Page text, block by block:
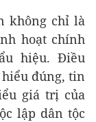
không chỉ là
hoạt chính
hiệu. Điều
đúng, tin
giá trị của
lập dân tộc